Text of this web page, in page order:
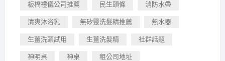
板橋禮儀公司推薦 民生頭條 消防水帶
清爽沐浴乳 無矽靈洗髮精推薦 熱水器
生薑洗頭試用 生薑洗髮精 社群話題
神明桌 神桌 租公司地址